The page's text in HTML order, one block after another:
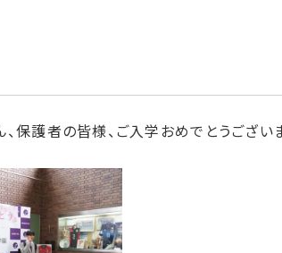
保護者の皆様、ご入学おめでとうござい